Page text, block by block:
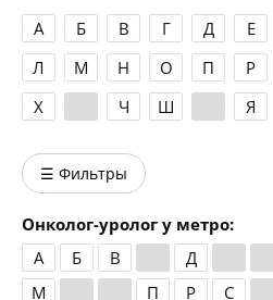
А Б В Г Д Е
Л
М Н О П Р
Х
Ч Ш Я
☰ Фильтры
Онколог-уролог у метро:
А
Б В Д
М
П Р С